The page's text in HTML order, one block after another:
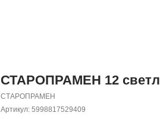
СТАРОПРАМЕН 12
СТАРОПРАМЕН
Артикул: 5998817529409